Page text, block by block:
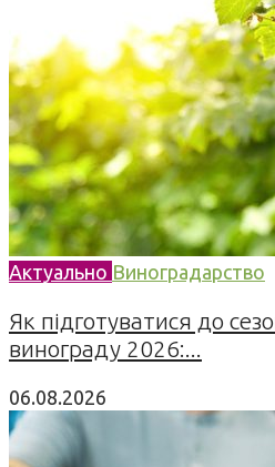
Актуально Виноградарство
Як підготуватися до
винограду 2026:...
06.08.2026